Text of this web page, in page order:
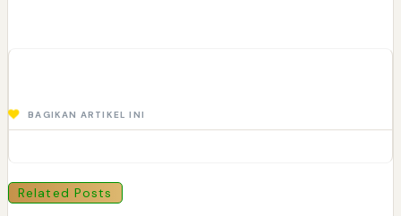
BAGIKAN ARTIKEL INI
Related Posts